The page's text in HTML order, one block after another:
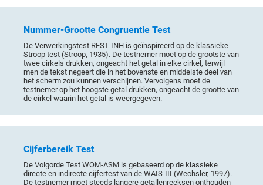
Nummer-Grootte Congruentie Test
De Verwerkingstest REST-INH is geïnspireerd op de klassieke
Stroop test (Stroop, 1935). De testnemer moet op de grootste van
twee cirkels drukken, ongeacht het getal in elke cirkel, terwijl
men de tekst negeert die in het bovenste en middelste deel van
het scherm zou kunnen verschijnen. Vervolgens moet de
testnemer op het hoogste getal drukken, ongeacht de grootte van
de cirkel waarin het getal is weergegeven.
Cijferbereik Test
De Volgorde Test WOM-ASM is gebaseerd op de klassieke
directe en indirecte cijfertest van de WAIS-III (Wechsler, 1997).
De testnemer moet steeds langere getallenreeksen onthouden